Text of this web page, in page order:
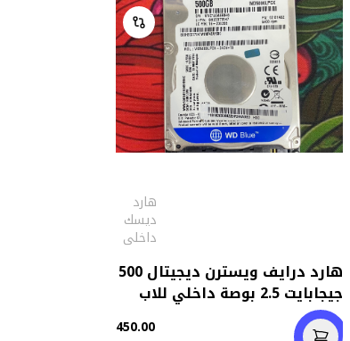
هارد
ديسك
داخلى
هارد درايف ويسترن ديجيتال 500
جيجابايت 2.5 بوصة داخلي للاب
توب (استعمال ) 450.00